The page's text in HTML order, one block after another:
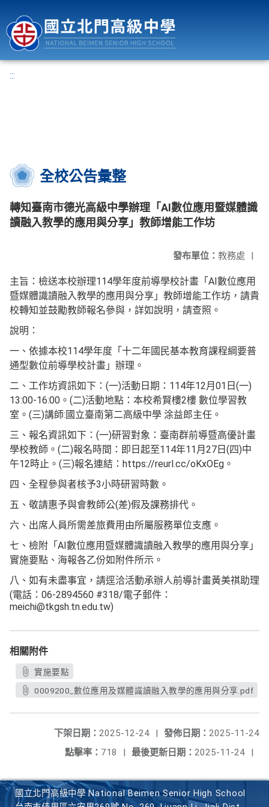
:::
全校公告彙整
轉知臺南市德光高級中學辦理「AI數位應用暨媒體識
讀融入教學的應用與分享」教師增能工作坊
發布單位： 教務處 |
主旨：檢送本校辦理114學年度前導學校計畫「AI數位應用
暨媒體識讀融入教學的應用與分享」教師增能工作坊，請貴
校轉知並鼓勵教師報名參與，詳如說明，請查照。
說明：
一、依據本校114學年度「十二年國民基本教育課程綱要普
通型數位前導學校計畫」辦理。
二、工作坊資訊如下：(一)活動日期：114年12月01日(一)
13:00-16:00。(二)活動地點：本校希賢樓2樓 數位學習教
室。(三)講師:國立臺南第二高級中學 涂益郎主任。
三、報名資訊如下：(一)研習對象：臺南群前導暨高優計畫
學校教師。(二)報名時間：即日起至114年11月27日(四)中
午12時止。(三)報名連結：https://reurl.cc/oKxOEg。
四、全程參與者核予3小時研習時數。
五、敬請惠予與會教師公(差)假及課務排代。
六、出席人員所需差旅費用由所屬服務單位支應。
七、檢附「AI數位應用暨媒體識讀融入教學的應用與分享」
實施要點、海報各乙份如附件所示。
八、如有未盡事宜，請逕洽活動承辦人前導計畫黃美祺助理
(電話：06-2894560 #318/電子郵件：
meichi@tkgsh.tn.edu.tw)
相關附件
實施要點
0009200_數位應用及媒體識讀融入教學的應用與分享.pdf
發佈日期： 2025-11-24
下架日期： 2025-12-24
|
最後更新日期： 2025-11-24 |
點擊率： 718 |
國立北門高級中學 National Beimen Senior High School